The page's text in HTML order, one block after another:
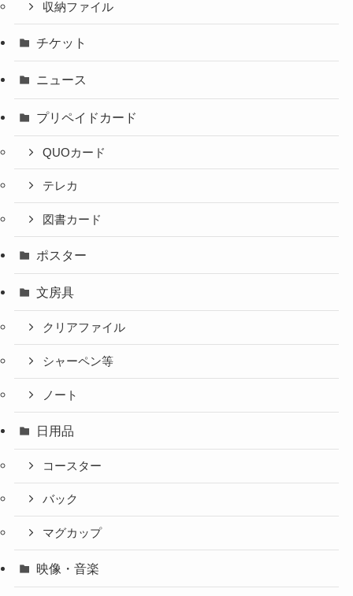
収納ファイル
チケット
ニュース
プリペイドカード
QUOカード
テレカ
図書カード
ポスター
文房具
クリアファイル
シャーペン等
ノート
日用品
コースター
バック
マグカップ
映像・音楽